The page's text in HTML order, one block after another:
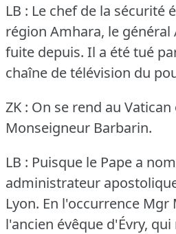
LB : Le chef de la sécurité
région Amhara, le général
fuite depuis. Il a été tué
chaîne de télévision du
ZK : On se rend au
Monseigneur Barbarin.
LB : Puisque le Pape a
administrateur
Lyon. En l'occurrence Mgr
l'ancien évêque d'Évry,